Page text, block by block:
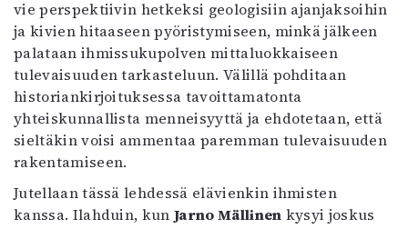
vie perspektiivin hetkeksi geologisiin ajanjaksoihin
ja kivien hitaaseen pyöristymiseen, minkä jälkeen
palataan ihmissukupolven mittaluokkaiseen
tulevaisuuden tarkasteluun. Välillä pohditaan
historiankirjoituksessa tavoittamatonta
yhteiskunnallista menneisyyttä ja ehdotetaan, että
sieltäkin voisi ammentaa paremman tulevaisuuden
rakentamiseen.
Jutellaan tässä lehdessä elävienkin ihmisten
kanssa. Ilahduin, kunJarno Mällinen kysyi joskus